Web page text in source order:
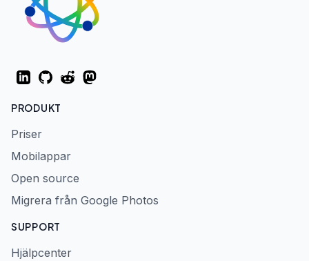
LinkedInGitHubRedditMastodon
PRODUKT
Priser
Mobilappar
Open source
Migrera från Google Photos
SUPPORT
Hjälpcenter